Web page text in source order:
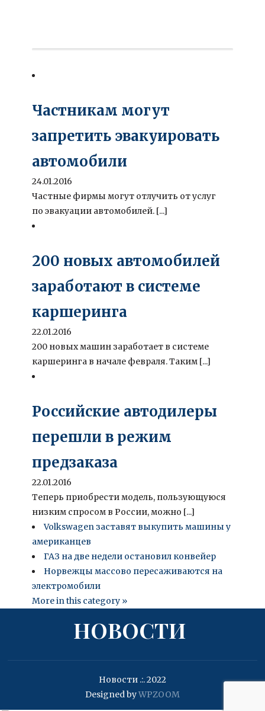
Частникам могут
запретить эвакуировать
автомобили
24.01.2016
Частные фирмы могут отлучить от услуг
по эвакуации автомобилей. [...]
200 новых автомобилей
заработают в системе
каршеринга
22.01.2016
200 новых машин заработает в системе
каршеринга в начале февраля. Таким [...]
Российские автодилеры
перешли в режим
предзаказа
22.01.2016
Теперь приобрести модель, пользующуюся
низким спросом в России, можно [...]
Volkswagen заставят выкупить машины у
американцев
ГАЗ на две недели остановил конвейер
Норвежцы массово пересаживаются на
электромобили
More in this category »
НОВОСТИ
Новости .:. 2022
Designed byWPZOOM